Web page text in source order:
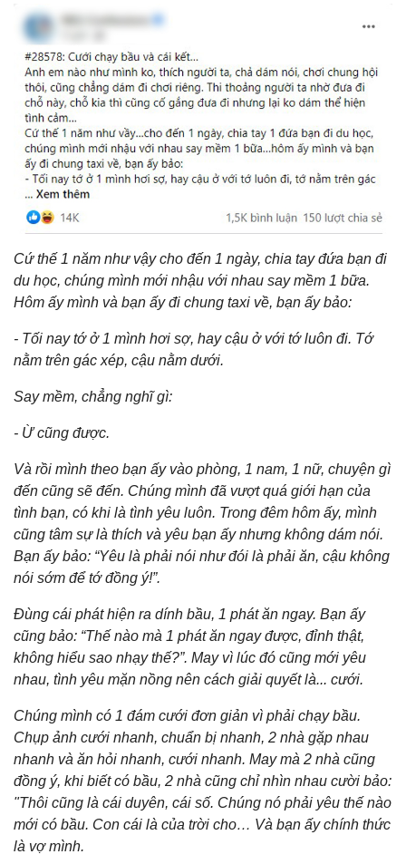
Cứ thế 1 năm như vậy cho đến 1 ngày, chia tay đứa bạn đi
du học, chúng mình mới nhậu với nhau say mềm 1 bữa.
Hôm ấy mình và bạn ấy đi chung taxi về, bạn ấy bảo:
- Tối nay tớ ở 1 mình hơi sợ, hay cậu ở với tớ luôn đi. Tớ
nằm trên gác xép, cậu nằm dưới.
Say mềm, chẳng nghĩ gì:
- Ừ cũng được.
Và rồi mình theo bạn ấy vào phòng, 1 nam, 1 nữ, chuyện gì
đến cũng sẽ đến. Chúng mình đã vượt quá giới hạn của
tình bạn, có khi là tình yêu luôn. Trong đêm hôm ấy, mình
cũng tâm sự là thích và yêu bạn ấy nhưng không dám nói.
Bạn ấy bảo: “Yêu là phải nói như đói là phải ăn, cậu không
nói sớm để tớ đồng ý!”.
Đùng cái phát hiện ra dính bầu, 1 phát ăn ngay. Bạn ấy
cũng bảo: “Thế nào mà 1 phát ăn ngay được, đỉnh thật,
không hiểu sao nhạy thế?”. May vì lúc đó cũng mới yêu
nhau, tình yêu mặn nồng nên cách giải quyết là... cưới.
Chúng mình có 1 đám cưới đơn giản vì phải chạy bầu.
Chụp ảnh cưới nhanh, chuẩn bị nhanh, 2 nhà gặp nhau
nhanh và ăn hỏi nhanh, cưới nhanh. May mà 2 nhà cũng
đồng ý, khi biết có bầu, 2 nhà cũng chỉ nhìn nhau cười bảo:
"Thôi cũng là cái duyên, cái số. Chúng nó phải yêu thế nào
mới có bầu. Con cái là của trời cho… Và bạn ấy chính thức
là vợ mình.